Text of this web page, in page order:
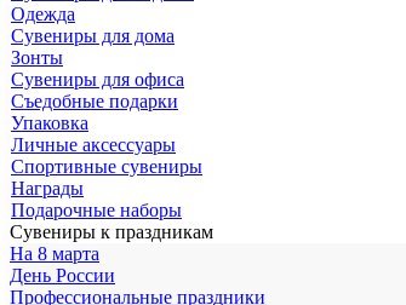
Одежда
Сувениры для дома
Зонты
Сувениры для офиса
Съедобные подарки
Упаковка
Личные аксессуары
Спортивные сувениры
Награды
Подарочные наборы
Сувениры к праздникам
На 8 марта
День России
Профессиональные праздники